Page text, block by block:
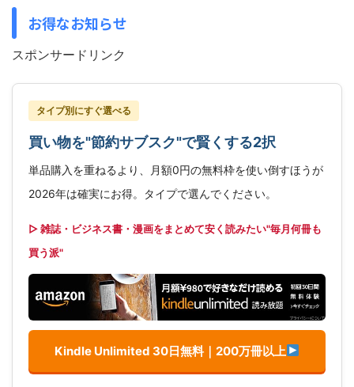
お得なお知らせ
スポンサードリンク
タイプ別にすぐ選べる
買い物を"節約サブスク"で賢くする2択
単品購入を重ねるより、月額0円の無料枠を使い倒すほうが
2026年は確実にお得。タイプで選んでください。
▷ 雑誌・ビジネス書・漫画をまとめて安く読みたい"毎月何冊も
買う派"
Kindle Unlimited 30日無料｜200万冊以上